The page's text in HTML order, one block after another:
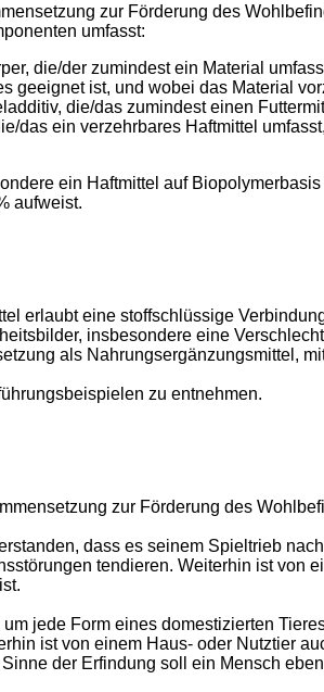
zur Förderung des
umfasst:
die/der zumindest ein Material
geeignet ist, und wobei das Material
die/das zumindest einen
das ein verzehrbares Haftmittel
ein Haftmittel auf
aufweist.
erlaubt eine stoffschlüssige
insbesondere eine
als Nahrungsergänzungsmittel,
zu entnehmen.
zur Förderung des
dass es seinem Spieltrieb
tendieren. Weiterhin ist von
jede Form eines domestizierten
ist von einem Haus- oder Nutztier
der Erfindung soll ein Mensch